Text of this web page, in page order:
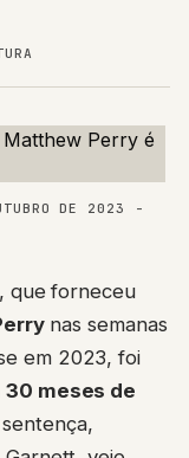
DE 2023 -
, que forneceu
nas semanas
em 2023, foi
30 meses de